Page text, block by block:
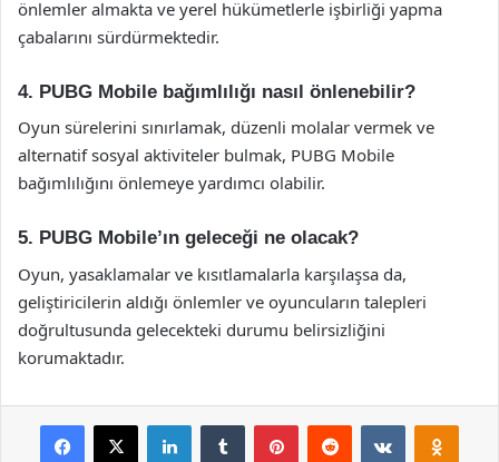
önlemler almakta ve yerel hükümetlerle işbirliği yapma
çabalarını sürdürmektedir.
4. PUBG Mobile bağımlılığı nasıl önlenebilir?
Oyun sürelerini sınırlamak, düzenli molalar vermek ve
alternatif sosyal aktiviteler bulmak, PUBG Mobile
bağımlılığını önlemeye yardımcı olabilir.
5. PUBG Mobile’ın geleceği ne olacak?
Oyun, yasaklamalar ve kısıtlamalarla karşılaşsa da,
geliştiricilerin aldığı önlemler ve oyuncuların talepleri
doğrultusunda gelecekteki durumu belirsizliğini
korumaktadır.
Facebook
X LinkedInTumblr PinterestReddit VKontakte